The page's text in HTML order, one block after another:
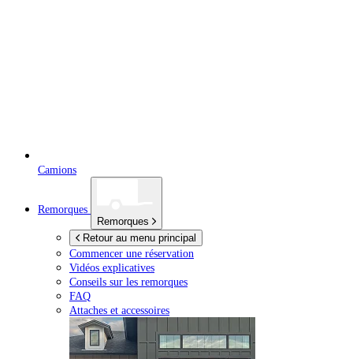
Camions
Remorques
Remorques
Retour au menu principal
Commencer une réservation
Vidéos explicatives
Conseils sur les remorques
FAQ
Attaches et accessoires